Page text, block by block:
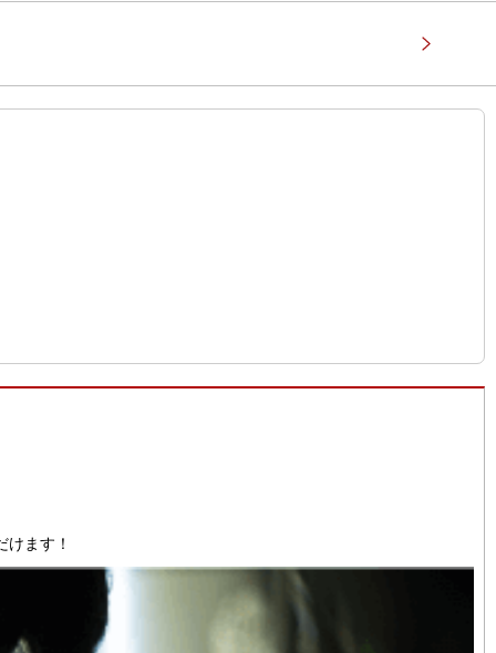
ます！